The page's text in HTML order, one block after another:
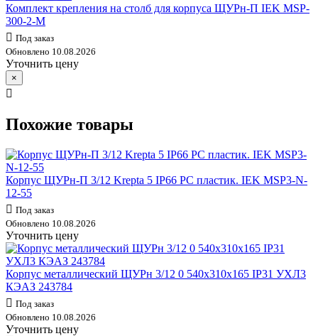
Комплект крепления на столб для корпуса ЩУРн-П IEK MSP-
300-2-M
Под заказ
Обновлено 10.08.2026
Уточнить цену
×
Похожие товары
Корпус ЩУРн-П 3/12 Krepta 5 IP66 PC пластик. IEK MSP3-N-
12-55
Под заказ
Обновлено 10.08.2026
Уточнить цену
Корпус металлический ЩУРн 3/12 0 540х310х165 IP31 УХЛ3
КЭАЗ 243784
Под заказ
Обновлено 10.08.2026
Уточнить цену